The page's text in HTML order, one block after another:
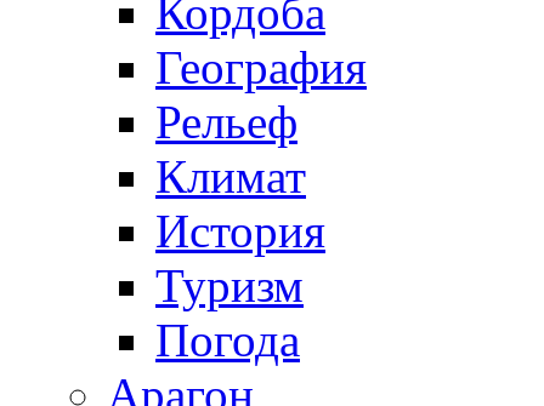
Кордоба
География
Рельеф
Климат
История
Туризм
Погода
Арагон